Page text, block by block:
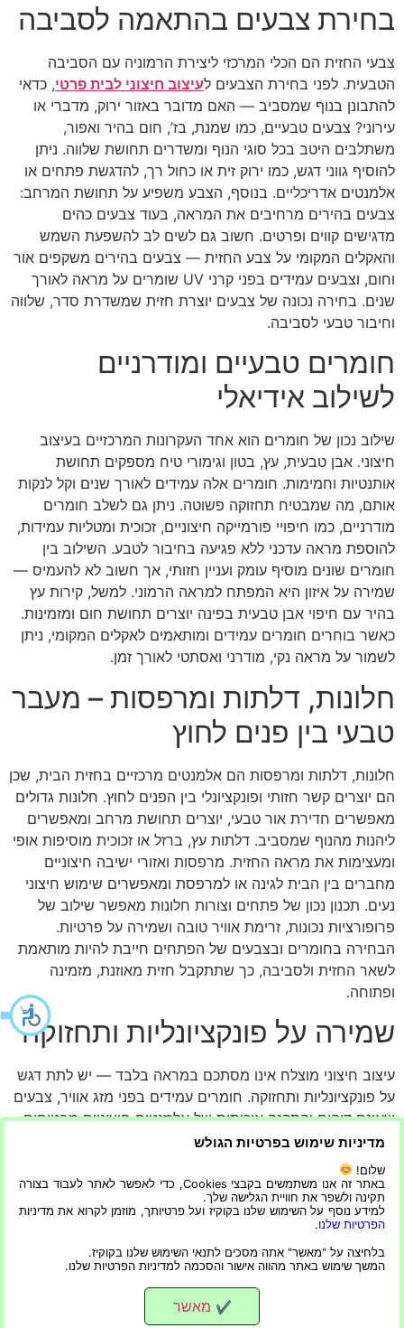
בחירת צבעים בהתאמה לסביבה
צבעי החזית הם הכלי המרכזי ליצירת הרמוניה עם הסביבה
הטבעית. לפני בחירת הצבעים לעיצוב חיצוני לבית פרטי, כדאי
להתבונן בנוף שמסביב — האם מדובר באזור ירוק, מדברי או
עירוני? צבעים טבעיים, כמו שמנת, בז’, חום בהיר ואפור,
משתלבים היטב בכל סוגי הנוף ומשדרים תחושת שלווה. ניתן
להוסיף גווני דגש, כמו ירוק זית או כחול רך, להדגשת פתחים או
אלמנטים אדריכליים. בנוסף, הצבע משפיע על תחושת המרחב:
צבעים בהירים מרחיבים את המראה, בעוד צבעים כהים
מדגישים קווים ופרטים. חשוב גם לשים לב להשפעת השמש
והאקלים המקומי על צבע החזית — צבעים בהירים משקפים אור
וחום, וצבעים עמידים בפני קרני UV שומרים על מראה לאורך
שנים. בחירה נכונה של צבעים יוצרת חזית שמשדרת סדר, שלווה
וחיבור טבעי לסביבה.
חומרים טבעיים ומודרניים
לשילוב אידיאלי
שילוב נכון של חומרים הוא אחד העקרונות המרכזיים בעיצוב
חיצוני. אבן טבעית, עץ, בטון וגימורי טיח מספקים תחושת
אותנטיות וחמימות. חומרים אלה עמידים לאורך שנים וקל לנקות
אותם, מה שמבטיח תחזוקה פשוטה. ניתן גם לשלב חומרים
מודרניים, כמו חיפויי פורמייקה חיצוניים, זכוכית ומטליות עמידות,
להוספת מראה עדכני ללא פגיעה בחיבור לטבע. השילוב בין
חומרים שונים מוסיף עומק ועניין חזותי, אך חשוב לא להעמיס —
שמירה על איזון היא המפתח למראה הרמוני. למשל, קירות עץ
בהיר עם חיפוי אבן טבעית בפינה יוצרים תחושת חום ומזמינות.
כאשר בוחרים חומרים עמידים ומותאמים לאקלים המקומי, ניתן
לשמור על מראה נקי, מודרני ואסתטי לאורך זמן.
חלונות, דלתות ומרפסות – מעבר
טבעי בין פנים לחוץ
חלונות, דלתות ומרפסות הם אלמנטים מרכזיים בחזית הבית, שכן
הם יוצרים קשר חזותי ופונקציונלי בין הפנים לחוץ. חלונות גדולים
מאפשרים חדירת אור טבעי, יוצרים תחושת מרחב ומאפשרים
ליהנות מהנוף שמסביב. דלתות עץ, ברזל או זכוכית מוסיפות אופי
ומעצימות את מראה החזית. מרפסות ואזורי ישיבה חיצוניים
מחברים בין הבית לגינה או למרפסת ומאפשרים שימוש חיצוני
נעים. תכנון נכון של פתחים וצורות חלונות מאפשר שילוב של
פרופורציות נכונות, זרימת אוויר טובה ושמירה על פרטיות.
הבחירה בחומרים ובצבעים של הפתחים חייבת להיות מותאמת
לשאר החזית ולסביבה, כך שתתקבל חזית מאוזנת, מזמינה
ופתוחה.
שמירה על פונקציונליות ותחזוקה
עיצוב חיצוני מוצלח אינו מסתכם במראה בלבד — יש לתת דגש
על פונקציונליות ותחזוקה. חומרים עמידים בפני מזג אוויר, צבעים
שאינם דוהים והתקנה איכותית של אלמנטים חיצוניים מבטיחים
מראה נקי לאורך שנים. בנוסף, תכנון של חיפויי קירות, גגות
ושבילי גישה חייב להיות פרקטי, כך שניתן יהיה לנקות ולתחזק את
הבית בקלות. שילוב תאורה חיצונית חכמה מוסיף לא רק
אסתטיקה אלא גם ביטחון ונוחות. כאשר המראה החיצוני מתוכנן
באופן פונקציונלי ומעוצב בצורה שמחייבת תחזוקה מינימלית,
הבית נשאר מזמין, יפה לאורך זמן ומשרה תחושת הרמוניה על
הדיירים והמבקרים כאחד.
מדיניות שימוש בפרטיות הגולש
שלום!
באתר זה אנו משתמשים בקבצי Cookies, כדי לאפשר לאתר לעבוד בצורה
תקינה ולשפר את חוויית הגלישה שלך.
למידע נוסף על השימוש שלנו בקוקיז ועל פרטיותך, מוזמן לקרוא את מדיניות
הפרטיות שלנו.
בלחיצה על "מאשר" אתה מסכים לתנאי השימוש שלנו בקוקיז.
המשך שימוש באתר מהווה אישור והסכמה למדיניות הפרטיות שלנו.
✔ מאשר